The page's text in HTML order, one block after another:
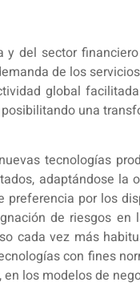
del sector
de los
global
una
tecnologías
adaptándose
preferencia por los
de riesgos
cada vez más
con fines
los modelos de